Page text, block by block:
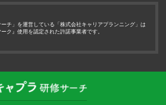
ーチ」を運営している「株式会社キャリアプランニング」は
ーク』使用を認定された許諾事業者です。